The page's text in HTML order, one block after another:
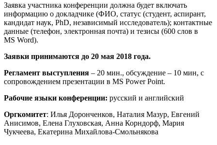
Заявка участника конференции должна будет включать
информацию о докладчике (ФИО, статус (студент, аспирант,
кандидат наук, PhD, независимый исследователь); контактные
данные (телефон, электронная почта) и тезисы (600 слов в
MS Word).
Заявки принимаются до 20 мая 2018 года.
Регламент выступления – 20 мин., обсуждение – 10 мин, с
сопровождением презентации в MS Power Point.
Рабочие языки конференции: русский и английский
Оргкомитет: Илья Доронченков, Наталия Мазур, Евгений
Анисимов, Елена Глуховская, Анна Корндорф, Мария
Чукчеева, Екатерина Михайлова-Смольнякова